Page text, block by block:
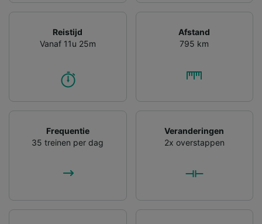
Reistijd
Vanaf 11u 25m
Afstand
795 km
Frequentie
35 treinen per dag
Veranderingen
2x overstappen